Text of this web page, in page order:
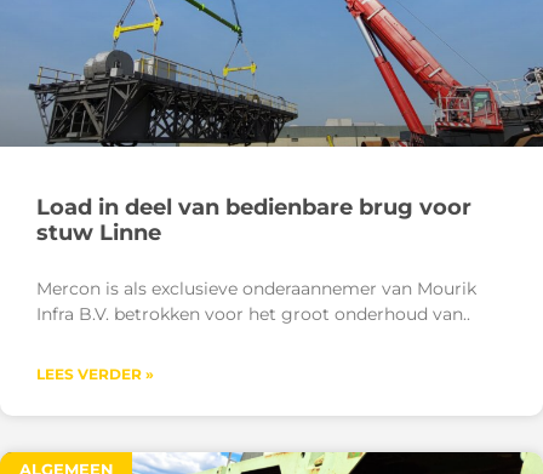
Load in deel van bedienbare brug voor
stuw Linne
Mercon is als exclusieve onderaannemer van Mourik
Infra B.V. betrokken voor het groot onderhoud van
LEES VERDER »
ALGEMEEN